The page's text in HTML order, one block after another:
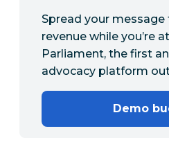
Spread your
revenue while you’re
Parliament, the first
advocacy platform
Demo